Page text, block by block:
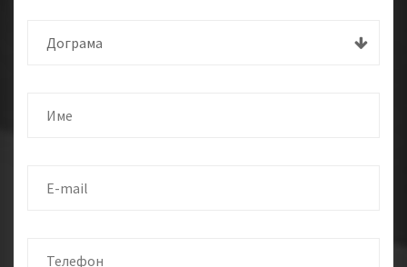
Дограма